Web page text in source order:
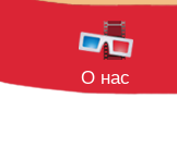
О нас